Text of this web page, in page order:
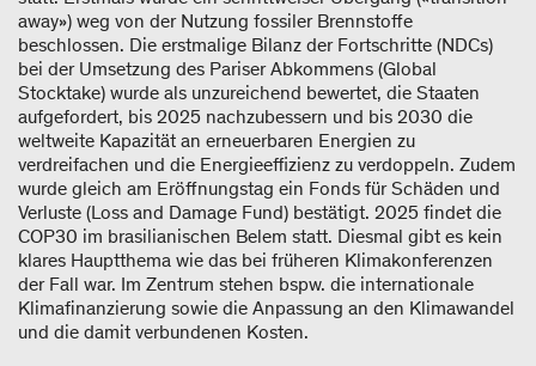
away») weg von der Nutzung fossiler Brennstoffe
beschlossen. Die erstmalige Bilanz der Fortschritte (NDCs)
bei der Umsetzung des Pariser Abkommens (Global
Stocktake) wurde als unzureichend bewertet, die Staaten
aufgefordert, bis 2025 nachzubessern und bis 2030 die
weltweite Kapazität an erneuerbaren Energien zu
verdreifachen und die Energieeffizienz zu verdoppeln. Zudem
wurde gleich am Eröffnungstag ein Fonds für Schäden und
Verluste (Loss and Damage Fund) bestätigt. 2025 findet die
COP30 im brasilianischen Belem statt. Diesmal gibt es kein
klares Hauptthema wie das bei früheren Klimakonferenzen
der Fall war. Im Zentrum stehen bspw. die internationale
Klimafinanzierung sowie die Anpassung an den Klimawandel
und die damit verbundenen Kosten.